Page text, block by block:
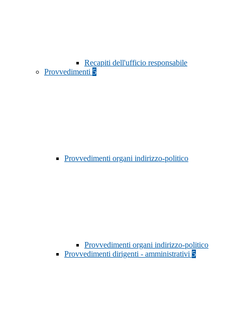
Recapiti dell'ufficio responsabile
Provvedimenti 5
Provvedimenti organi indirizzo-politico
Provvedimenti organi indirizzo-politico
Provvedimenti dirigenti - amministrativi 5